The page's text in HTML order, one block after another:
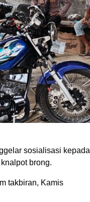
sosialisasi kepada
brong.
takbiran, Kamis